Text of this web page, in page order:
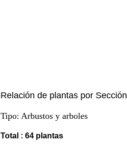
Relación de plantas por Sección
Tipo: Arbustos y arboles
Total : 64 plantas